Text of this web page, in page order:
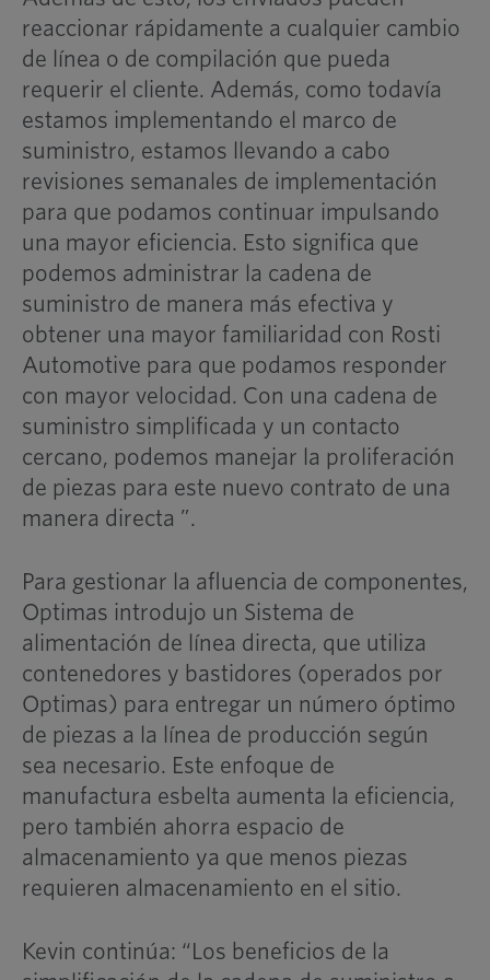
reaccionar rápidamente a cualquier cambio
de línea o de compilación que pueda
requerir el cliente. Además, como todavía
estamos implementando el marco de
suministro, estamos llevando a cabo
revisiones semanales de implementación
para que podamos continuar impulsando
una mayor eficiencia. Esto significa que
podemos administrar la cadena de
suministro de manera más efectiva y
obtener una mayor familiaridad con Rosti
Automotive para que podamos responder
con mayor velocidad. Con una cadena de
suministro simplificada y un contacto
cercano, podemos manejar la proliferación
de piezas para este nuevo contrato de una
manera directa ”.
Para gestionar la afluencia de componentes,
Optimas introdujo un Sistema de
alimentación de línea directa, que utiliza
contenedores y bastidores (operados por
Optimas) para entregar un número óptimo
de piezas a la línea de producción según
sea necesario. Este enfoque de
manufactura esbelta aumenta la eficiencia,
pero también ahorra espacio de
almacenamiento ya que menos piezas
requieren almacenamiento en el sitio.
Kevin continúa: “Los beneficios de la